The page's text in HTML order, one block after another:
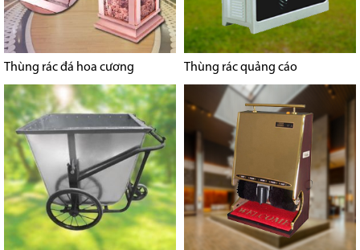
Thùng rác đá hoa cương Thùng rác quảng cáo